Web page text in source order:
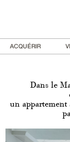
ACQUÉRIR
Dans le
un appartement